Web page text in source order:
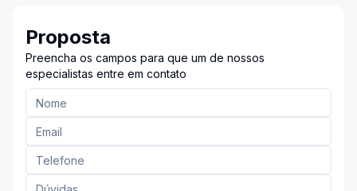
Proposta
Preencha os campos para que um de nossos
especialistas entre em contato